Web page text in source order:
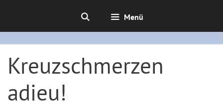
Menü
Kreuzschmerzen
adieu!